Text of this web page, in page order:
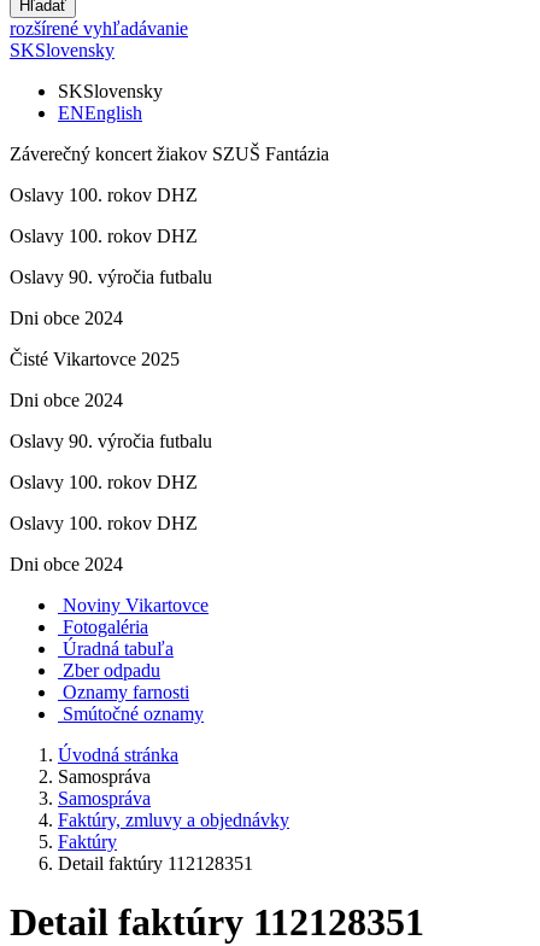
Hľadať
rozšírené vyhľadávanie
SKSlovensky
SKSlovensky
ENEnglish
Záverečný koncert žiakov SZUŠ Fantázia
Oslavy 100. rokov DHZ
Oslavy 100. rokov DHZ
Oslavy 90. výročia futbalu
Dni obce 2024
Čisté Vikartovce 2025
Dni obce 2024
Oslavy 90. výročia futbalu
Oslavy 100. rokov DHZ
Oslavy 100. rokov DHZ
Dni obce 2024
Noviny Vikartovce
Fotogaléria
Úradná tabuľa
Zber odpadu
Oznamy farnosti
Smútočné oznamy
Úvodná stránka
Samospráva
Samospráva
Faktúry, zmluvy a objednávky
Faktúry
Detail faktúry 112128351
Detail faktúry 112128351